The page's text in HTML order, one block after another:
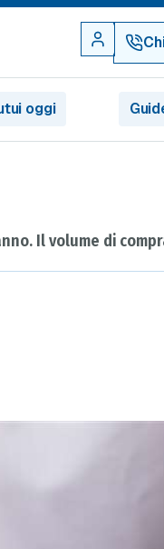
oggi
Il volume di